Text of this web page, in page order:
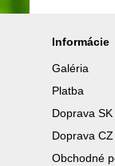
Informácie
Galéria
Platba
Doprava SK
Doprava CZ
Obchodné